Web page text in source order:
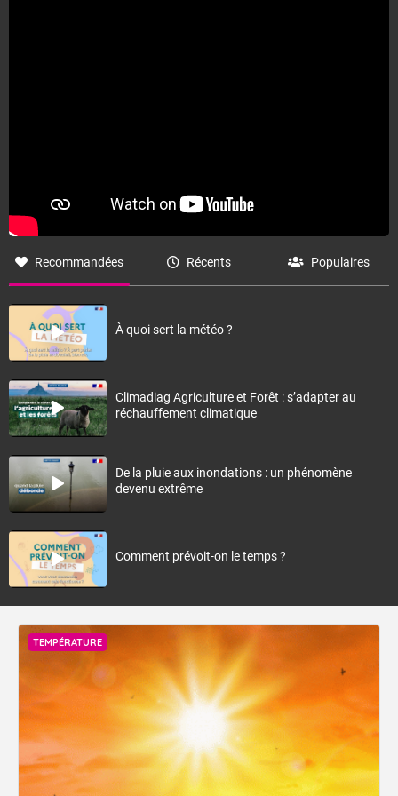
Recommandées Récents Populaires
À quoi sert la météo ?
Climadiag Agriculture et Forêt : s’adapter au
réchauffement climatique
De la pluie aux inondations : un phénomène
devenu extrême
Comment prévoit-on le temps ?
TEMPÉRATURE